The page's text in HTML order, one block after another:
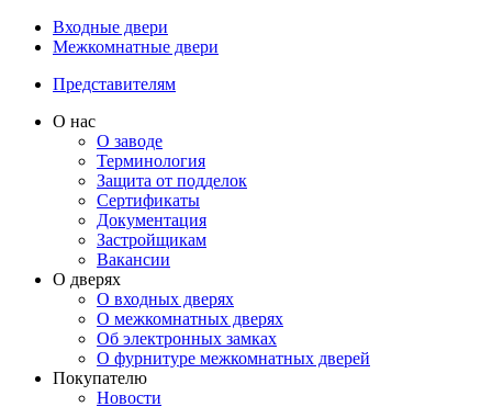
Входные двери
Межкомнатные двери
Представителям
О нас
О заводе
Терминология
Защита от подделок
Сертификаты
Документация
Застройщикам
Вакансии
О дверях
О входных дверях
О межкомнатных дверях
Об электронных замках
О фурнитуре межкомнатных дверей
Покупателю
Новости